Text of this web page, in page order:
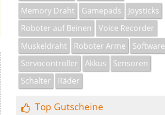
Memory Draht
Gamepads
Joysticks
Roboter auf Beinen
Voice Recorder
Muskeldraht
Roboter Arme
Software
Servocontroller
Akkus
Sensoren
Schalter
Räder
Top Gutscheine